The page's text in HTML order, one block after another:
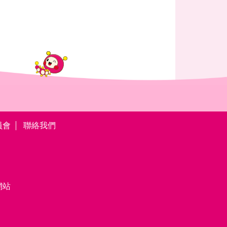
會 聯絡我們
站